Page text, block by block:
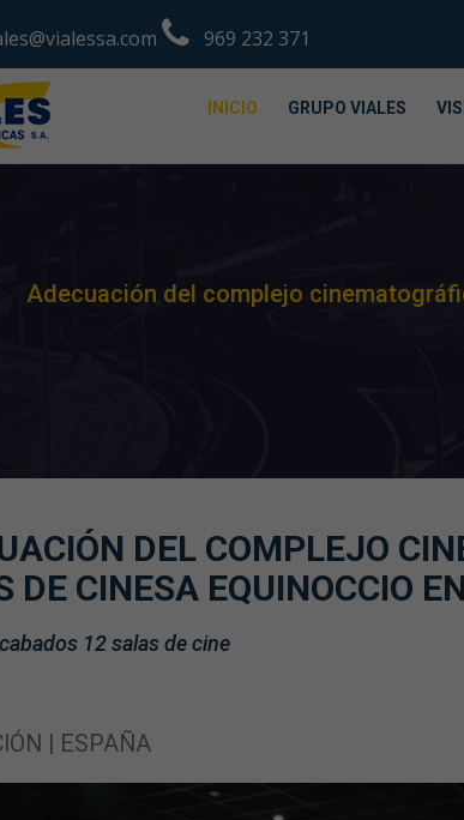
969 232 371
INICIO GRUPO VIALES
Adecuación del complejo
DEL COMPLEJO
DE CINESA EQUINOCCIO
12 salas de cine
| ESPAÑA